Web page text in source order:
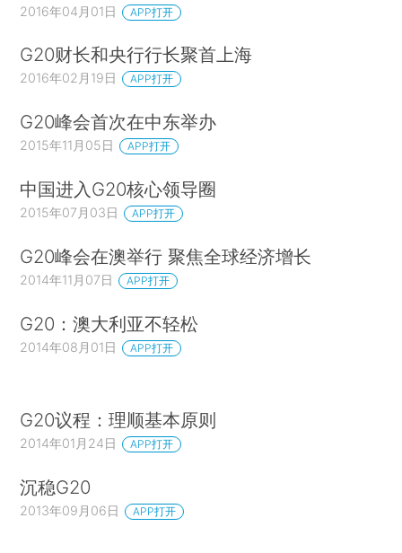
2016年04月01日 APP打开
G20财长和央行行长聚首上海
2016年02月19日 APP打开
G20峰会首次在中东举办
2015年11月05日 APP打开
中国进入G20核心领导圈
2015年07月03日 APP打开
G20峰会在澳举行 聚焦全球经济增长
2014年11月07日 APP打开
G20：澳大利亚不轻松
2014年08月01日 APP打开
G20议程：理顺基本原则
2014年01月24日 APP打开
沉稳G20
2013年09月06日 APP打开